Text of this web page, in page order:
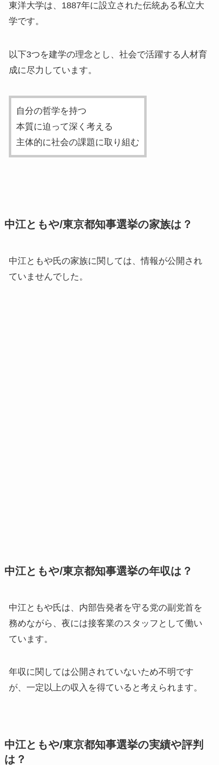
東洋大学は、1887年に設立された伝統ある私立大
学です。
以下3つを建学の理念とし、社会で活躍する人材育
成に尽力しています。
自分の哲学を持つ
本質に迫って深く考える
主体的に社会の課題に取り組む
中江ともや/東京都知事選挙の家族は？
中江ともや氏の家族に関しては、情報が公開され
ていませんでした。
中江ともや/東京都知事選挙の年収は？
中江ともや氏は、内部告発者を守る党の副党首を
務めながら、夜には接客業のスタッフとして働い
ています。
年収に関しては公開されていないため不明です
が、一定以上の収入を得ていると考えられます。
中江ともや/東京都知事選挙の実績や評判
は？